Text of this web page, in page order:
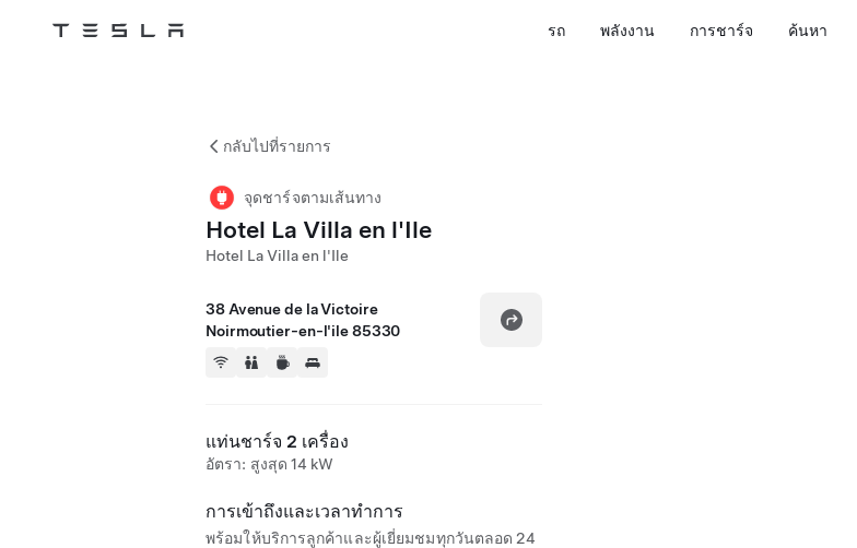
Tesla รถ พลังงาน การชาร์จ ค้นหา
กลับไปที่รายการ
จุดชาร์จตามเส้นทาง
Hotel La Villa en l'Ile
Hotel La Villa en l'Ile
38 Avenue de la Victoire
Noirmoutier-en-l'ile 85330
แท่นชาร์จ 2 เครื่อง
อัตรา: สูงสุด 14 kW
การเข้าถึงและเวลาทำการ
พร้อมให้บริการลูกค้าและผู้เยี่ยมชมทุกวันตลอด 24